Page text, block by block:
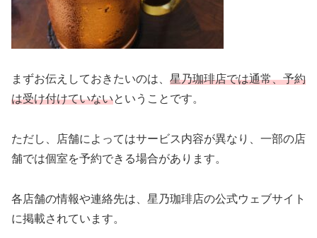
まずお伝えしておきたいのは、 星乃珈琲店では通常、予約
は受け付けていないということです。
ただし、店舗によってはサービス内容が異なり、一部の店
舗では個室を予約できる場合があります。
各店舗の情報や連絡先は、星乃珈琲店の公式ウェブサイト
に掲載されています。